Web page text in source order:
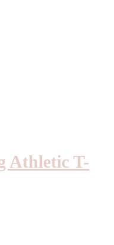
Athletic T-